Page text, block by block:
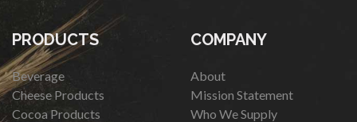
PRODUCTS
Beverage
Cheese Products
Cocoa Products
COMPANY
About
Mission Statement
Who We Supply